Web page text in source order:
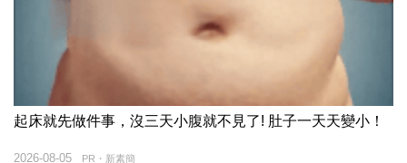
起床就先做件事，沒三天小腹就不見了! 肚子一天天變小！
PR・新素簡
2026-08-05